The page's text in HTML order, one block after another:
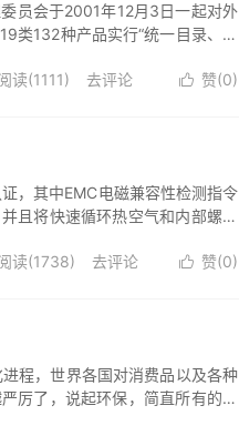
员会于2001年12月3日一起对外
类132种产品实行“统一目录、统
 赞(0)
读(1111) 去评论
，其中EMC电磁兼容性检测指令
且将快速循环热空气和内部螺旋
 赞(0)
读(1738) 去评论
程，世界各国对消费品以及各种
厉了，说起环保，简直所有的消